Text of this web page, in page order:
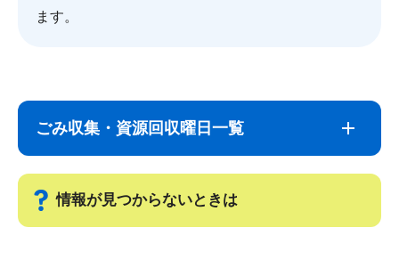
ます。
こ
で
ごみ収集・資源回収曜日一覧
情報が見つからないときは